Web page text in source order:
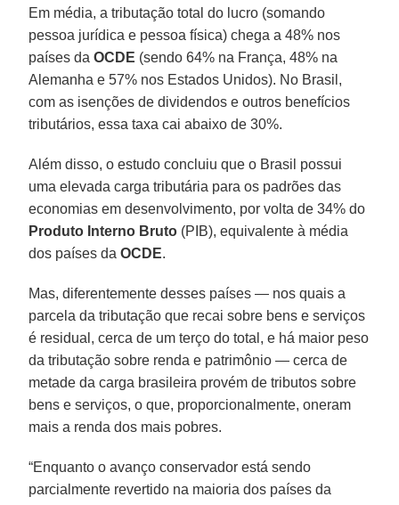
Em média, a tributação total do lucro (somando
pessoa jurídica e pessoa física) chega a 48% nos
países daOCDE (sendo 64% na França, 48% na
Alemanha e 57% nos Estados Unidos). No Brasil,
com as isenções de dividendos e outros benefícios
tributários, essa taxa cai abaixo de 30%.
Além disso, o estudo concluiu que o Brasil possui
uma elevada carga tributária para os padrões das
economias em desenvolvimento, por volta de 34% do
Produto Interno Bruto (PIB), equivalente à média
dos países daOCDE.
Mas, diferentemente desses países — nos quais a
parcela da tributação que recai sobre bens e serviços
é residual, cerca de um terço do total, e há maior peso
da tributação sobre renda e patrimônio — cerca de
metade da carga brasileira provém de tributos sobre
bens e serviços, o que, proporcionalmente, oneram
mais a renda dos mais pobres.
“Enquanto o avanço conservador está sendo
parcialmente revertido na maioria dos países da